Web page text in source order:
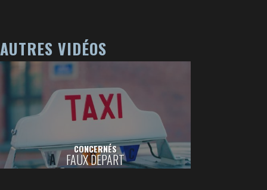
AUTRES VIDÉOS
CONCERNÉS
FAUX DEPART